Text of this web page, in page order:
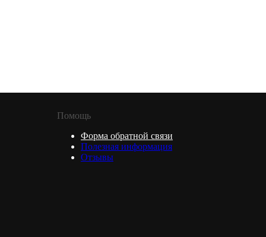
Помощь
Форма обратной связи
Полезная информация
Отзывы